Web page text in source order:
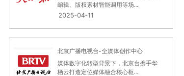
编辑、版权素材智能调用等场...
2025-04-11
北京广播电视台-全媒体创作中心
媒体数字化转型背景下，北京台携手华
栖云打造定位媒体融合核心枢...